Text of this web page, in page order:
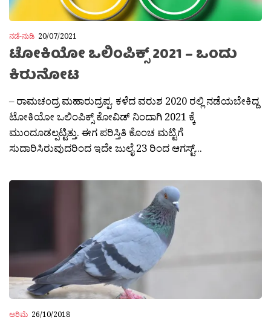
ನಡೆ-ನುಡಿ 20/07/2021
ಟೋಕಿಯೋ ಒಲಿಂಪಿಕ್ಸ್ 2021 – ಒಂದು
ಕಿರುನೋಟ
– ರಾಮಚಂದ್ರ ಮಹಾರುದ್ರಪ್ಪ. ಕಳೆದ ವರುಶ 2020 ರಲ್ಲಿ ನಡೆಯಬೇಕಿದ್ದ
ಟೋಕಿಯೋ ಒಲಿಂಪಿಕ್ಸ್ ಕೋವಿಡ್ ನಿಂದಾಗಿ 2021 ಕ್ಕೆ
ಮುಂದೂಡಲ್ಪಟ್ಟಿತ್ತು. ಈಗ ಪರಿಸ್ತಿತಿ ಕೊಂಚ ಮಟ್ಟಿಗೆ
ಸುದಾರಿಸಿರುವುದರಿಂದ ಇದೇ ಜುಲೈ 23 ರಿಂದ ಆಗಸ್ಟ್...
ಅರಿಮೆ 26/10/2018